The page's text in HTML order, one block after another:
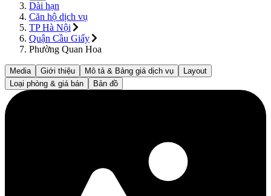
Dài hạn
Căn hộ dịch vụ
TP Hà Nội
Quận Cầu Giấy
Phường Quan Hoa
Media Giới thiệu Mô tả & Bảng giá dịch vụ
Layout
Loại phòng & giá bán
Bản đồ